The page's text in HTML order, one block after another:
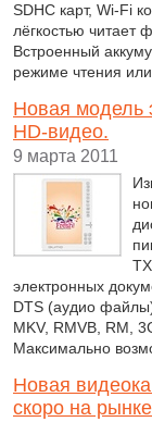
SDHC карт, Wi-Fi
лёгкостью читает
Встроенный
режиме чтения
Новая модель
HD-видео.
9 марта 2011
электронных
DTS (аудио
MKV, RMVB, RM,
Максимально
Новая
скоро на